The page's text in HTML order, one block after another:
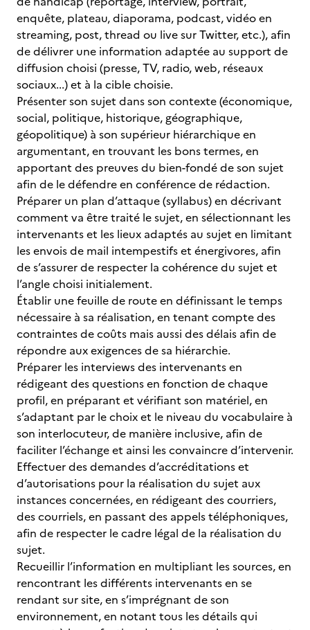
enquête, plateau, diaporama, podcast, vidéo en
streaming, post, thread ou live sur Twitter, etc.), afin
de délivrer une information adaptée au support de
diffusion choisi (presse, TV, radio, web, réseaux
sociaux...) et à la cible choisie.
Présenter son sujet dans son contexte (économique,
social, politique, historique, géographique,
géopolitique) à son supérieur hiérarchique en
argumentant, en trouvant les bons termes, en
apportant des preuves du bien-fondé de son sujet
afin de le défendre en conférence de rédaction.
Préparer un plan d’attaque (syllabus) en décrivant
comment va être traité le sujet, en sélectionnant les
intervenants et les lieux adaptés au sujet en limitant
les envois de mail intempestifs et énergivores, afin
de s’assurer de respecter la cohérence du sujet et
l’angle choisi initialement.
Établir une feuille de route en définissant le temps
nécessaire à sa réalisation, en tenant compte des
contraintes de coûts mais aussi des délais afin de
répondre aux exigences de sa hiérarchie.
Préparer les interviews des intervenants en
rédigeant des questions en fonction de chaque
profil, en préparant et vérifiant son matériel, en
s’adaptant par le choix et le niveau du vocabulaire à
son interlocuteur, de manière inclusive, afin de
faciliter l’échange et ainsi les convaincre d’intervenir.
Effectuer des demandes d’accréditations et
d’autorisations pour la réalisation du sujet aux
instances concernées, en rédigeant des courriers,
des courriels, en passant des appels téléphoniques,
afin de respecter le cadre légal de la réalisation du
sujet.
Recueillir l’information en multipliant les sources, en
rencontrant les différents intervenants en se
rendant sur site, en s’imprégnant de son
environnement, en notant tous les détails qui